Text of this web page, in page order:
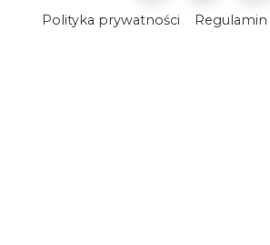
Polityka prywatności Regulamin